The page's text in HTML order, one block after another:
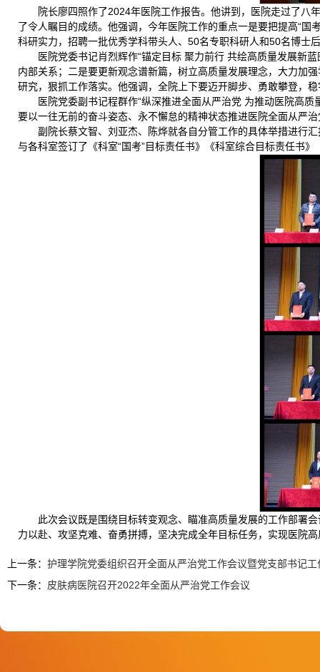
院长廖四照作了2024年医院工作报告。他讲到，医院走过了八
了令人瞩目的成绩。他强调，今年医院工作的重点一是要把提高“国
科研实力，招聘一批优秀学科带头人、50名专职科研人和50名博士
医院党委书记肖烈辉作“锚定目标 聚力前行 共绘高质量发展新
内部关系；二是要更新观念谱新篇，树立高质量发展理念，大力加
研究，狠抓工作落实。他强调，全院上下要迈开脚步、勇敢攀登，
医院党委副书记程群作“纵深推进全面从严治党 为推动医院高
要以一往无前的奋斗姿态、永不懈怠的精神状态推进医院全面从严
副院长蔡文智、刘亚杰、陈烨就各自分管工作的具体举措进行
与各科室签订了《科室“国考”目标责任书》《科室综合目标责任书
此次会议既是围绕目标转变观念、瞄准高质量发展的工作部署
力以赴、攻坚克难、奋勇拼搏，坚决完成全年目标任务，实现医院
上一条： 护理学院党委组织召开全面从严治党工作会议暨党支部书记工
下一条： 皮肤病医院召开2022年全面从严治党工作会议